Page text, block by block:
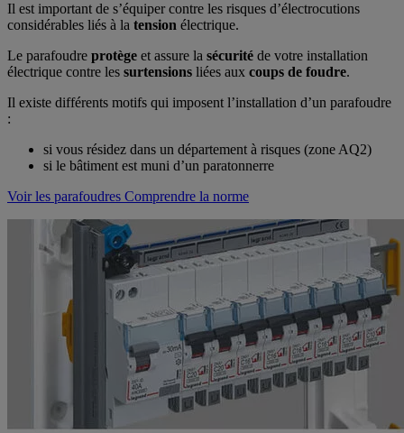
Il est important de s’équiper contre les risques d’électrocutions
considérables liés à la tension électrique.
Le parafoudre protège et assure la sécurité de votre installation
électrique contre les surtensions liées aux coups de foudre.
Il existe différents motifs qui imposent l’installation d’un parafoudre
:
si vous résidez dans un département à risques (zone AQ2)
si le bâtiment est muni d’un paratonnerre
Voir les parafoudres Comprendre la norme